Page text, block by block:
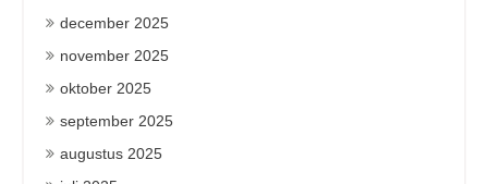
december 2025
november 2025
oktober 2025
september 2025
augustus 2025